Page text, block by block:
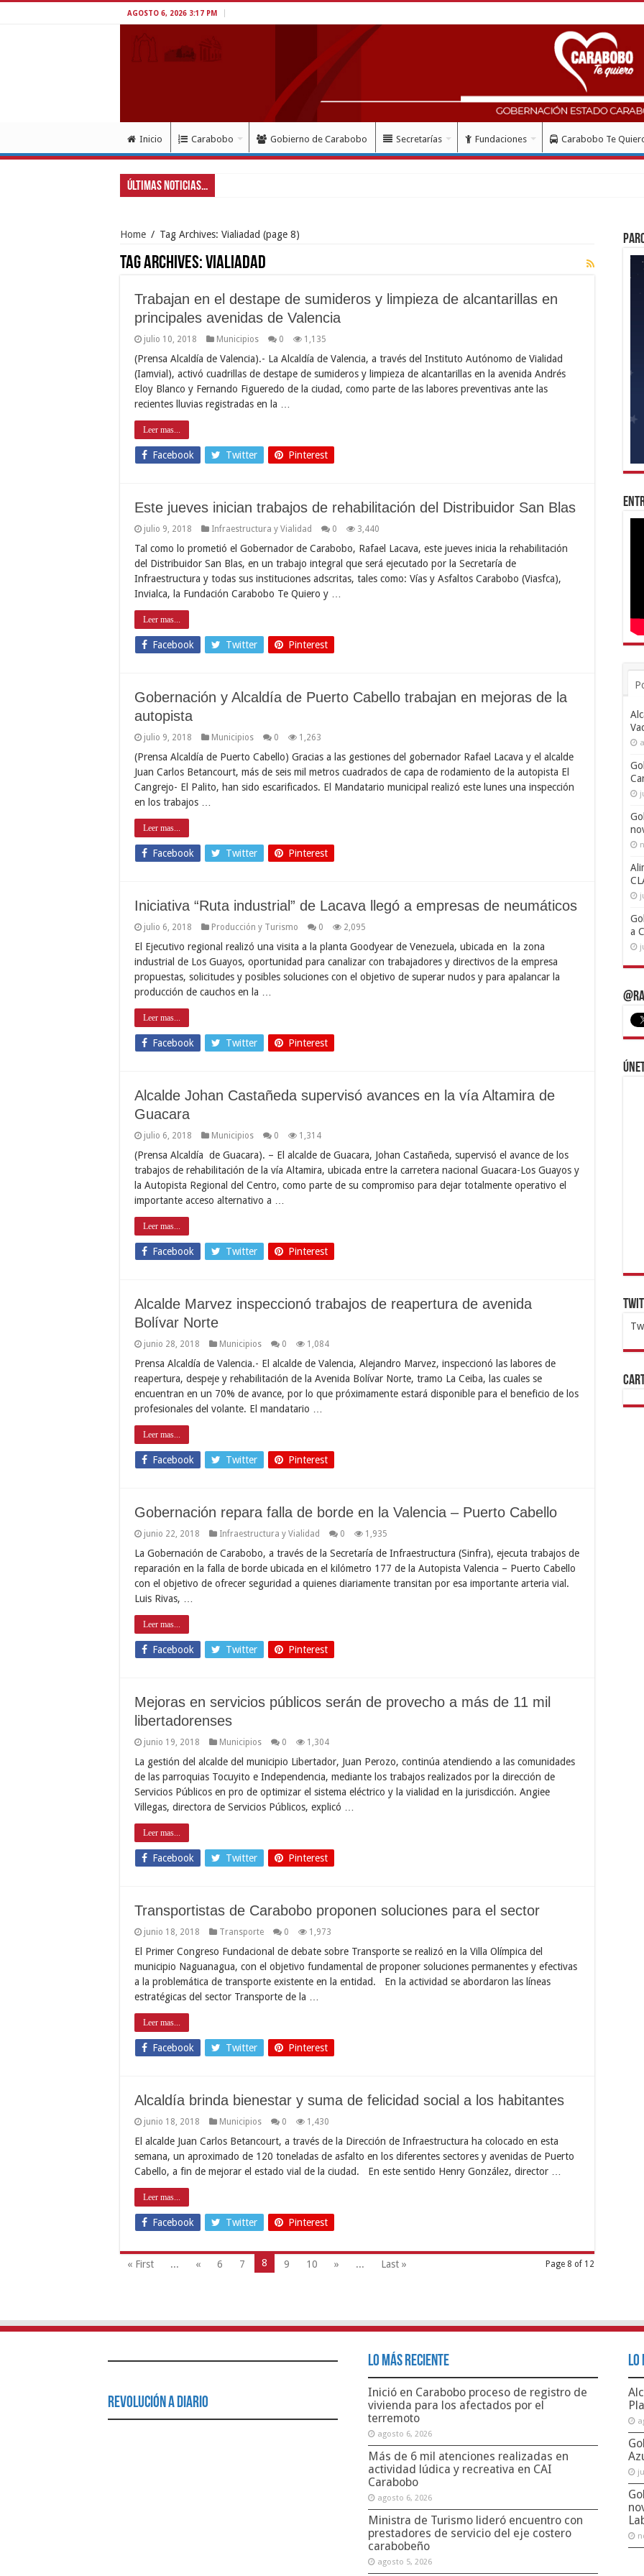
AGOSTO 6, 2026 3:17 PM
Inicio Carabobo Gobierno de Carabobo Secretarías Fundaciones Carabobo Te
Últimas Noticias...
Home / Tag Archives: Vialiadad (page 8)
Tag Archives:Vialiadad
Trabajan en el destape de sumideros y limpieza de alcantarillas en
principales avenidas de Valencia
julio 10, 2018 Municipios 0 1,135
(Prensa Alcaldía de Valencia).- La Alcaldía de Valencia, a través del Instituto Autónomo de Vialidad
(Iamvial), activó cuadrillas de destape de sumideros y limpieza de alcantarillas en la avenida Andrés
Eloy Blanco y Fernando Figueredo de la ciudad, como parte de las labores preventivas ante las
recientes lluvias registradas en la …
Leer mas...
Facebook Twitter Pinterest
Este jueves inician trabajos de rehabilitación del Distribuidor San Blas
julio 9, 2018 Infraestructura y Vialidad 0 3,440
Tal como lo prometió el Gobernador de Carabobo, Rafael Lacava, este jueves inicia la rehabilitación
del Distribuidor San Blas, en un trabajo integral que será ejecutado por la Secretaría de
Infraestructura y todas sus instituciones adscritas, tales como: Vías y Asfaltos Carabobo (Viasfca),
Invialca, la Fundación Carabobo Te Quiero y …
Leer mas...
Facebook Twitter Pinterest
Gobernación y Alcaldía de Puerto Cabello trabajan en mejoras de la
autopista
julio 9, 2018 Municipios 0 1,263
(Prensa Alcaldía de Puerto Cabello) Gracias a las gestiones del gobernador Rafael Lacava y el alcalde
Juan Carlos Betancourt, más de seis mil metros cuadrados de capa de rodamiento de la autopista El
Cangrejo- El Palito, han sido escarificados. El Mandatario municipal realizó este lunes una inspección
en los trabajos …
Leer mas...
Facebook Twitter Pinterest
Iniciativa “Ruta industrial” de Lacava llegó a empresas de neumáticos
julio 6, 2018 Producción y Turismo 0 2,095
El Ejecutivo regional realizó una visita a la planta Goodyear de Venezuela, ubicada en la zona
industrial de Los Guayos, oportunidad para canalizar con trabajadores y directivos de la empresa
propuestas, solicitudes y posibles soluciones con el objetivo de superar nudos y para apalancar la
producción de cauchos en la …
Leer mas...
Facebook Twitter Pinterest
Alcalde Johan Castañeda supervisó avances en la vía Altamira de
Guacara
julio 6, 2018 Municipios 0 1,314
(Prensa Alcaldía de Guacara). – El alcalde de Guacara, Johan Castañeda, supervisó el avance de los
trabajos de rehabilitación de la vía Altamira, ubicada entre la carretera nacional Guacara-Los Guayos y
la Autopista Regional del Centro, como parte de su compromiso para dejar totalmente operativo el
importante acceso alternativo a …
Leer mas...
Facebook Twitter Pinterest
Alcalde Marvez inspeccionó trabajos de reapertura de avenida
Bolívar Norte
junio 28, 2018 Municipios 0 1,084
Prensa Alcaldía de Valencia.- El alcalde de Valencia, Alejandro Marvez, inspeccionó las labores de
reapertura, despeje y rehabilitación de la Avenida Bolívar Norte, tramo La Ceiba, las cuales se
encuentran en un 70% de avance, por lo que próximamente estará disponible para el beneficio de los
profesionales del volante. El mandatario …
Leer mas...
Facebook Twitter Pinterest
Gobernación repara falla de borde en la Valencia – Puerto Cabello
junio 22, 2018 Infraestructura y Vialidad 0 1,935
La Gobernación de Carabobo, a través de la Secretaría de Infraestructura (Sinfra), ejecuta trabajos de
reparación en la falla de borde ubicada en el kilómetro 177 de la Autopista Valencia – Puerto Cabello
con el objetivo de ofrecer seguridad a quienes diariamente transitan por esa importante arteria vial.
Luis Rivas, …
Leer mas...
Facebook Twitter Pinterest
Mejoras en servicios públicos serán de provecho a más de 11 mil
libertadorenses
junio 19, 2018 Municipios 0 1,304
La gestión del alcalde del municipio Libertador, Juan Perozo, continúa atendiendo a las comunidades
de las parroquias Tocuyito e Independencia, mediante los trabajos realizados por la dirección de
Servicios Públicos en pro de optimizar el sistema eléctrico y la vialidad en la jurisdicción. Angiee
Villegas, directora de Servicios Públicos, explicó …
Leer mas...
Facebook Twitter Pinterest
Transportistas de Carabobo proponen soluciones para el sector
junio 18, 2018 Transporte 0 1,973
El Primer Congreso Fundacional de debate sobre Transporte se realizó en la Villa Olímpica del
municipio Naguanagua, con el objetivo fundamental de proponer soluciones permanentes y efectivas
a la problemática de transporte existente en la entidad. En la actividad se abordaron las líneas
estratégicas del sector Transporte de la …
Leer mas...
Facebook Twitter Pinterest
Alcaldía brinda bienestar y suma de felicidad social a los habitantes
junio 18, 2018 Municipios 0 1,430
El alcalde Juan Carlos Betancourt, a través de la Dirección de Infraestructura ha colocado en esta
semana, un aproximado de 120 toneladas de asfalto en los diferentes sectores y avenidas de Puerto
Cabello, a fin de mejorar el estado vial de la ciudad. En este sentido Henry González, director …
Leer mas...
Facebook Twitter Pinterest
Page 8 of 12
« First ... « 6 7 8 9 10 » ... Last »
a
Revolución a Diario
Lo Más Reciente
Inició en Carabobo proceso de registro de
vivienda para los afectados por el
terremoto
agosto 6, 2026
Más de 6 mil atenciones realizadas en
actividad lúdica y recreativa en CAI
Carabobo
agosto 6, 2026
Ministra de Turismo lideró encuentro con
prestadores de servicio del eje costero
carabobeño
agosto 5, 2026